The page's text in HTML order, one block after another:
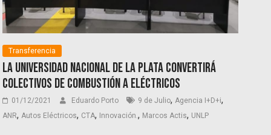
Transferencia
La Universidad Nacional de La Plata convertirá
colectivos de combustión a eléctricos
01/12/2021 Eduardo Porto 9 de Julio, Agencia I+D+i,
ANR, Autos Eléctricos, CTA, Innovación., Marcos Actis, UNLP